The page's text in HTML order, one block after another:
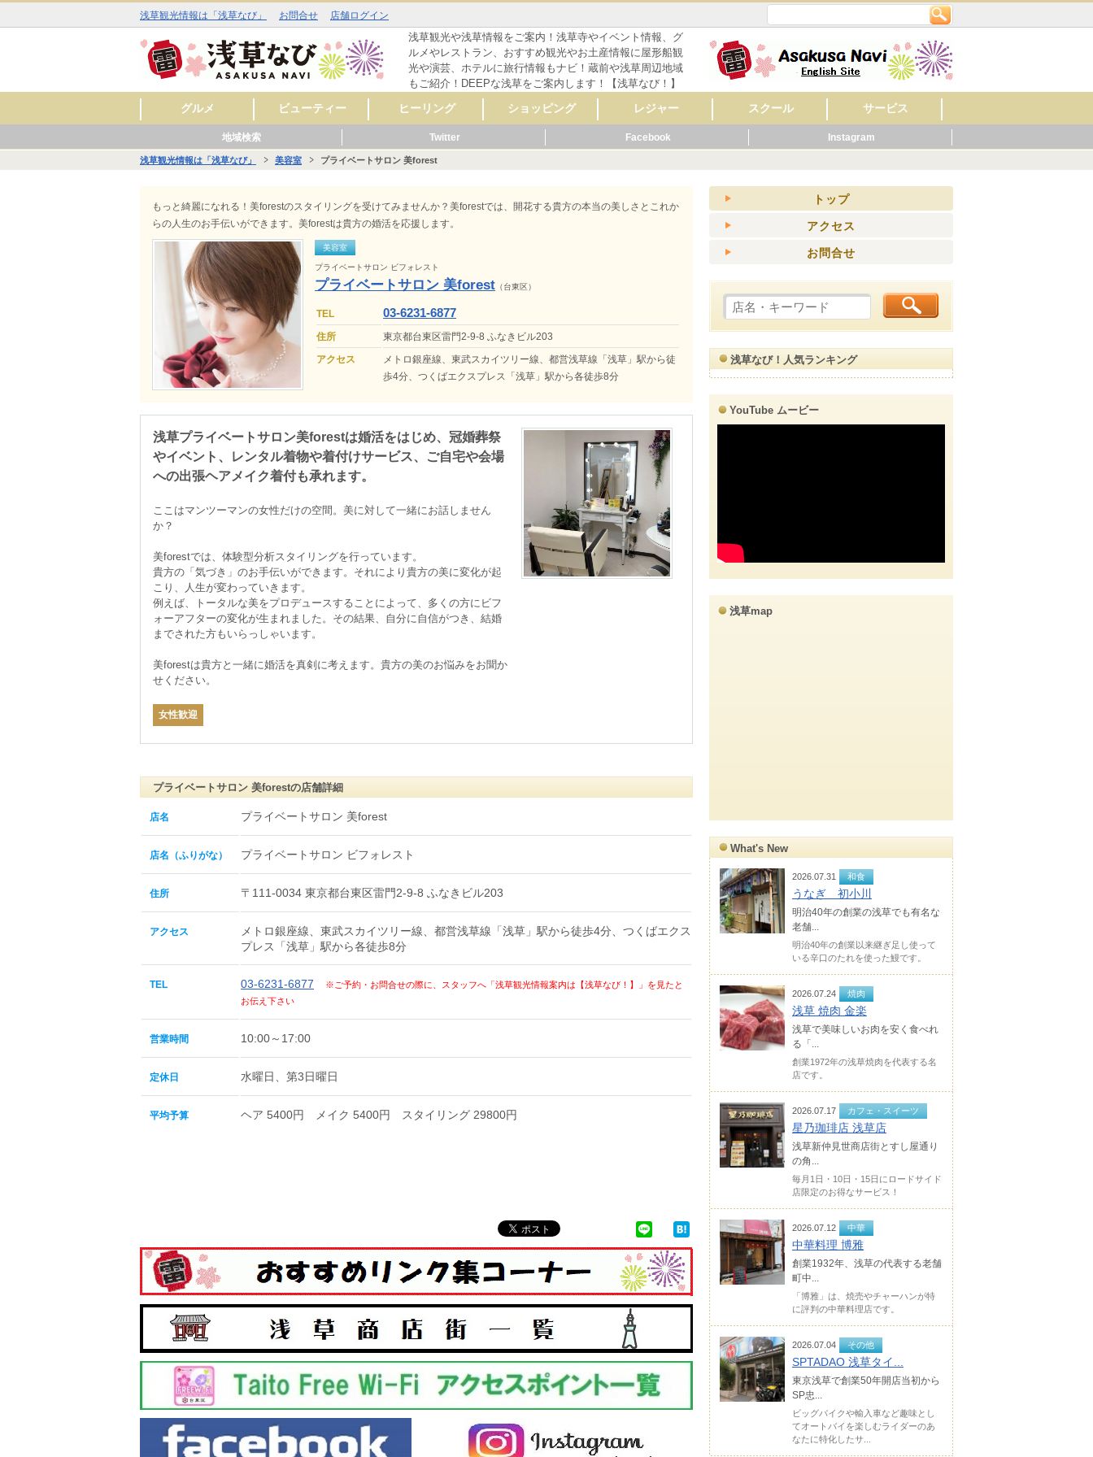
浅草観光情報は「浅草なび」 お問合せ 店舗ログイン
浅草観光や浅草情報をご案内！浅草寺やイベント情報、グ
ルメやレストラン、おすすめ観光やお土産情報に屋形船観
光や演芸、ホテルに旅行情報もナビ！蔵前や浅草周辺地域
もご紹介！DEEPな浅草をご案内します！【浅草なび！】
グルメ
アジア・エスニック
料理
カフェ・スイーツ
ファミリーレストラ
ン
ビューティー ヒーリング
リラクゼーション
リンパマッサージ
タイ式マッサージ
アロママッサージ
ショッピング
ョン
レジャー
カラオケ
占い
バッティングセンタ
ー
映画館・劇場
ライブハウス
観光スポット
動物園
遊園地
健康ランド・温泉
ゲームセンター
その他
体験
スクール
ニング
サービス
レンタルショップ
旅館
ビジネスホテル
ペット関連
健康・スポーツ
賃貸・不動産
ウエディング
歯科
ホテル
公共機関
その他
病院
くらし
地域検索
■■ 雷門周辺 ■■ グルメ
ビューティ
ヒーリング
■■ 仲見世・浅草寺周辺 ■■ グルメ
ショッピング
レジャー
サービス
■■ 西浅草周辺 ■■ グルメ
ショッピング
スクール
サービス
■■ 花川戸周辺 ■■ グルメ
ショッピング
レジャー
サービス
■■ 観音裏周辺 ■■ グルメ
ビューティ
スクール
サービス
Twitter Facebook Instagram
浅草観光情報は「浅草なび」 美容室 プライベートサロン 美forest
もっと綺麗になれる！美forestのスタイリングを受けてみませんか？美forestでは、開花する貴方の本当の美しさとこれか
らの人生のお手伝いができます。美forestは貴方の婚活を応援します。
美容室
プライベートサロン ビフォレスト
プライベートサロン 美forest （台東区）
TEL 03-6231-6877
住所
東京都台東区雷門2-9-8 ふなきビル203
アクセス
メトロ銀座線、東武スカイツリー線、都営浅草線「浅草」駅から徒
歩4分、つくばエクスプレス「浅草」駅から各徒歩8分
浅草プライベートサロン美forestは婚活をはじめ、冠婚葬祭
やイベント、レンタル着物や着付けサービス、ご自宅や会場
への出張ヘアメイク着付も承れます。
ここはマンツーマンの女性だけの空間。美に対して一緒にお話しません
か？
美forestでは、体験型分析スタイリングを行っています。
貴方の「気づき」のお手伝いができます。それにより貴方の美に変化が起
こり、人生が変わっていきます。
例えば、トータルな美をプロデュースすることによって、多くの方にビフ
ォーアフターの変化が生まれました。その結果、自分に自信がつき、結婚
までされた方もいらっしゃいます。
美forestは貴方と一緒に婚活を真剣に考えます。貴方の美のお悩みをお聞か
せください。
女性歓迎
プライベートサロン 美forestの店舗詳細
店名 プライベートサロン 美forest
店名（ふりがな） プライベートサロン ビフォレスト
住所 〒111-0034 東京都台東区雷門2-9-8 ふなきビル203
アクセス
メトロ銀座線、東武スカイツリー線、都営浅草線「浅草」駅から徒歩4分、つくばエクス
プレス「浅草」駅から各徒歩8分
TEL 03-6231-6877
※ご予約・お問合せの際に、スタッフへ「浅草観光情報案内は【浅草なび！】」を見たと
お伝え下さい
営業時間 10:00～17:00
定休日 水曜日、第3日曜日
平均予算 ヘア 5400円 メイク 5400円 スタイリング 29800円
トップ
アクセス
お問合せ
浅草なび！人気ランキング
YouTube ムービー
浅草map
What's New
2026.07.31 和食
うなぎ 初小川
明治40年の創業の浅草でも有名な
老舗...
明治40年の創業以来継ぎ足し使って
いる辛口のたれを使った鰻です。
2026.07.24 焼肉
浅草 焼肉 金楽
浅草で美味しいお肉を安く食べれ
る「...
創業1972年の浅草焼肉を代表する名
店です。
2026.07.17 カフェ・スイーツ
星乃珈琲店 浅草店
浅草新仲見世商店街とすし屋通り
の角...
毎月1日・10日・15日にロードサイド
店限定のお得なサービス！
2026.07.12 中華
中華料理 博雅
創業1932年、浅草の代表する老舗
町中...
「博雅」は、焼売やチャーハンが特
に評判の中華料理店です。
2026.07.04 その他
SPTADAO 浅草タイ...
東京浅草で創業50年開店当初から
SP忠...
ビッグバイクや輸入車など趣味とし
てオートバイを楽しむライダーのあ
なたに特化したサ...